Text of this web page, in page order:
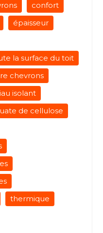
confort
épaisseur
la surface du toit
chevrons
isolant
de cellulose
thermique